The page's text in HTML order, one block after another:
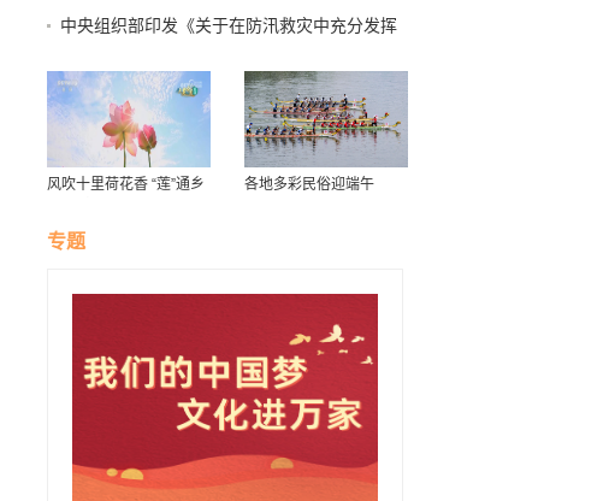
政策空间
中央组织部印发《关于在防汛救灾中充分发挥
用的通知》
风吹十里荷花香 “莲”通乡
各地多彩民俗迎端午
专题